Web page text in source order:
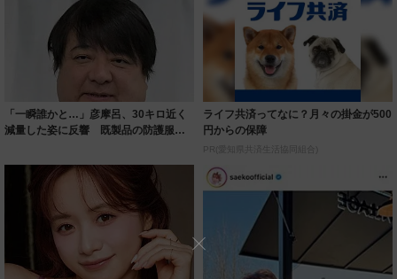
「一瞬誰かと…」彦摩呂、30キロ近く
減量した姿に反響 既製品の防護服が
ライフ共済ってなに？月々の掛金が500
円からの保障
PR(愛知県共済生活協同組合)